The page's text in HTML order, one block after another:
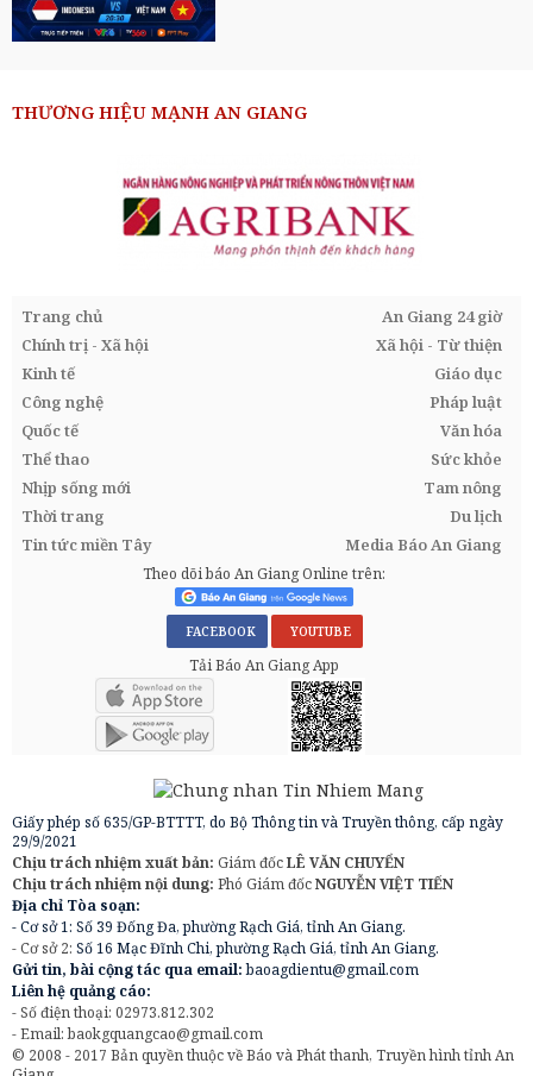
THƯƠNG HIỆU MẠNH AN GIANG
Trang chủ
An Giang 24 giờ
Chính trị - Xã hội
Xã hội - Từ thiện
Kinh tế
Giáo dục
Công nghệ
Pháp luật
Quốc tế
Văn hóa
Thể thao
Sức khỏe
Nhịp sống mới
Tam nông
Thời trang
Du lịch
Tin tức miền Tây
Media Báo An Giang
Theo dõi báo An Giang Online trên:
FACEBOOK YOUTUBE
Tải Báo An Giang App
Giấy phép số 635/GP-BTTTT, do Bộ Thông tin và Truyền thông, cấp ngày
29/9/2021
Chịu trách nhiệm xuất bản: Giám đốcLÊ VĂN CHUYỂN
Chịu trách nhiệm nội dung: Phó Giám đốcNGUYỄN VIỆT TIẾN
Địa chỉ Tòa soạn:
- Cơ sở 1: Số 39 Đống Đa, phường Rạch Giá, tỉnh An Giang.
- Cơ sở 2: Số 16 Mạc Đĩnh Chi, phường Rạch Giá, tỉnh An Giang.
Gửi tin, bài cộng tác qua email:baoagdientu@gmail.com
Liên hệ quảng cáo:
- Số điện thoại: 02973.812.302
- Email:baokgquangcao@gmail.com
© 2008 - 2017 Bản quyền thuộc về Báo và Phát thanh, Truyền hình tỉnh An